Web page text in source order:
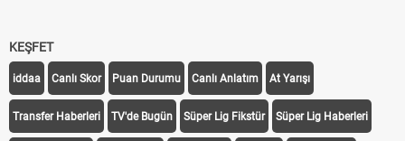
KEŞFET
iddaa Canlı Skor Puan Durumu Canlı Anlatım At Yarışı
Transfer Haberleri TV'de Bugün Süper Lig Fikstür Süper Lig Haberleri